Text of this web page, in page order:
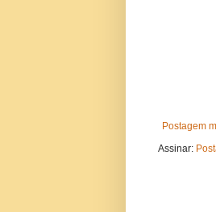
Postagem
Assinar: